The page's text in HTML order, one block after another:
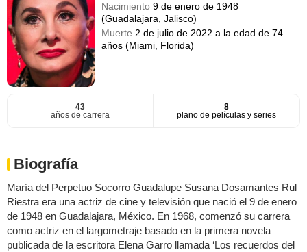
Nacimiento9 de enero de 1948
(Guadalajara, Jalisco)
Muerte 2 de julio de 2022 a la edad de 74
años (Miami, Florida)
43
años de carrera
8
plano de películas y series
Biografía
María del Perpetuo Socorro Guadalupe Susana Dosamantes Rul
Riestra era una actriz de cine y televisión que nació el 9 de enero
de 1948 en Guadalajara, México. En 1968, comenzó su carrera
como actriz en el largometraje basado en la primera novela
publicada de la escritora Elena Garro llamada ‘Los recuerdos del